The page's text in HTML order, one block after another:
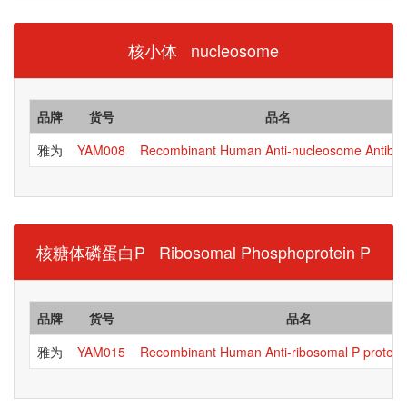
核小体 nucleosome
品牌 货号
品名
雅为
YAM008 Recombinant Human Anti-nucleosome
核糖体磷蛋白P Ribosomal Phosphoprotein P
品牌 货号
品名
雅为
YAM015 Recombinant Human Anti-ribosomal P